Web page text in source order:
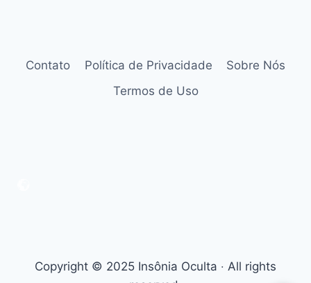
Contato Política de Privacidade
Sobre Nós
Termos de Uso
Copyright © 2025 Insônia Oculta ‧ All rights